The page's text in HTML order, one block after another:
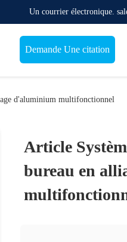
Un courrier électronique.
Demande Une citation
d'aluminium multifonctionnel
Article
bureau en